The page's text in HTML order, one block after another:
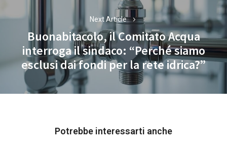
Next Article
Next
post:
Buonabitacolo, il Comitato Acqua
interroga il sindaco: “Perché siamo
esclusi dai fondi per la rete idrica?”
Potrebbe interessarti anche